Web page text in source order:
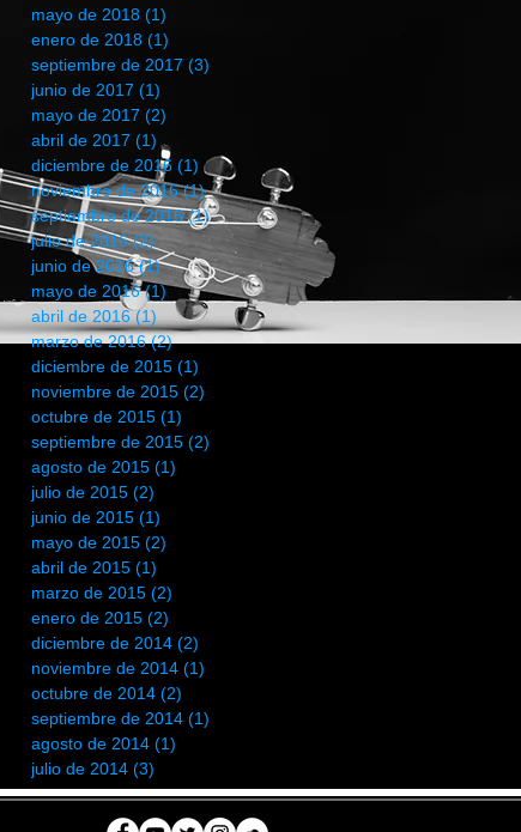
mayo de 2018 (1)
enero de 2018 (1)
septiembre de 2017 (3)
junio de 2017 (1)
mayo de 2017 (2)
abril de 2017 (1) 1 entrada
diciembre de 2016 (1) 1 entrada
noviembre de 2016 (1)1 entrada
septiembre de 2016 (1)1 entrada
julio de 2016 (2) 2 entradas
junio de 2016 (1)1 entrada
mayo de 2016 (1)1 entrada
abril de 2016 (1) 1 entrada
marzo de 2016 (2)2 entradas
diciembre de 2015 (1)
noviembre de 2015 (2)
octubre de 2015 (1)
septiembre de 2015 (2)
agosto de 2015 (1)
julio de 2015 (2)
junio de 2015 (1)
mayo de 2015 (2)
abril de 2015 (1)
marzo de 2015 (2)
enero de 2015 (2)
diciembre de 2014 (2)
noviembre de 2014 (1)
octubre de 2014 (2)
septiembre de 2014 (1)
agosto de 2014 (1)
julio de 2014 (3)